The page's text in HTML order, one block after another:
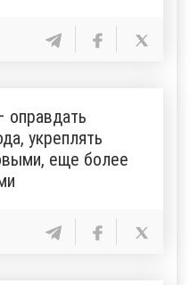
оправдать
укреплять
еще более